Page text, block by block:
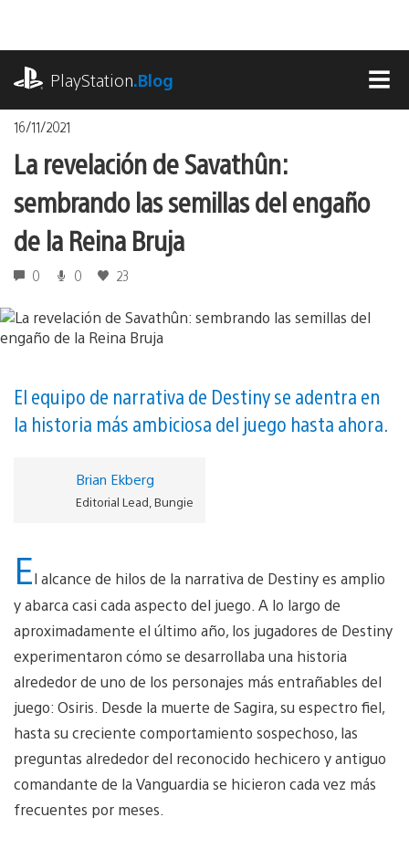
contenido
PlayStation.Blog
16/11/2021
La revelación de Savathûn:
sembrando las semillas del engaño
de la Reina Bruja
0 0 23
El equipo de narrativa de Destiny se adentra en
la historia más ambiciosa del juego hasta ahora.
Brian Ekberg
Editorial Lead, Bungie
El alcance de hilos de la narrativa de Destiny es amplio
y abarca casi cada aspecto del juego. A lo largo de
aproximadamente el último año, los jugadores de Destiny
experimentaron cómo se desarrollaba una historia
alrededor de uno de los personajes más entrañables del
juego: Osiris. Desde la muerte de Sagira, su espectro fiel,
hasta su creciente comportamiento sospechoso, las
preguntas alrededor del reconocido hechicero y antiguo
comandante de la Vanguardia se hicieron cada vez más
frecuentes por meses.